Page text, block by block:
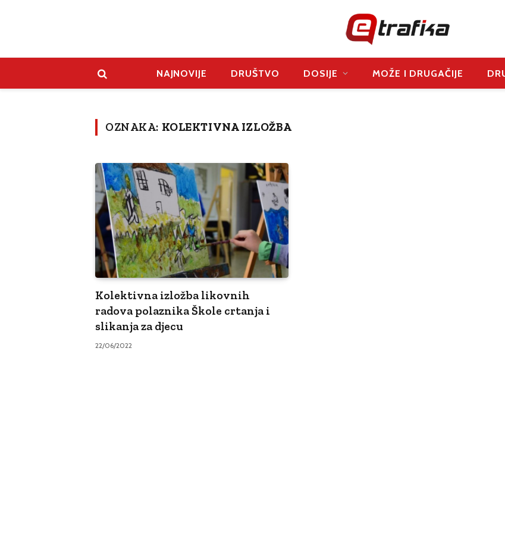
NAJNOVIJE DRUŠTVO DOSIJE MOŽE I DRUGAČIJE
OZNAKA: KOLEKTIVNA IZLOŽBA
Kolektivna izložba likovnih
radova polaznika Škole crtanja i
slikanja za djecu
22/06/2022